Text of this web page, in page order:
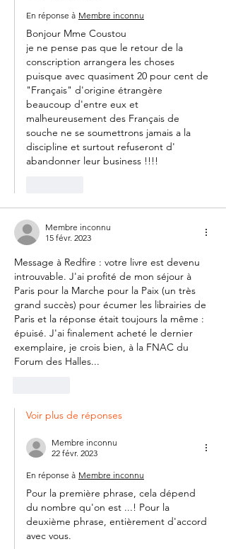
En réponse à Membre inconnu
Bonjour Mme Coustou
je ne pense pas que le retour de la
conscription arrangera les choses
puisque avec quasiment 20 pour cent de
"Français" d'origine étrangère
beaucoup d'entre eux et
malheureusement des Français de
souche ne se soumettrons jamais a la
discipline et surtout refuseront d'
abandonner leur business !!!!
Membre inconnu
15 févr. 2023
Message à Redfire : votre livre est devenu
introuvable. J'ai profité de mon séjour à
Paris pour la Marche pour la Paix (un très
grand succès) pour écumer les librairies de
Paris et la réponse était toujours la même :
épuisé. J'ai finalement acheté le dernier
exemplaire, je crois bien, à la FNAC du
Forum des Halles...
Voir plus de réponses
Membre inconnu
22 févr. 2023
En réponse à Membre inconnu
Pour la première phrase, cela dépend
du nombre qu'on est ...! Pour la
deuxième phrase, entièrement d'accord
avec vous.